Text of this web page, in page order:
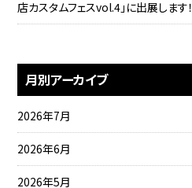
店カスタムフェスvol.4」に出展します！
月別アーカイブ
2026年7月
2026年6月
2026年5月